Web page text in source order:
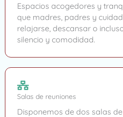
Espacios acogedores y
que madres, padres y
relajarse, descansar o
silencio y comodidad.
Salas de reuniones
Disponemos de dos salas